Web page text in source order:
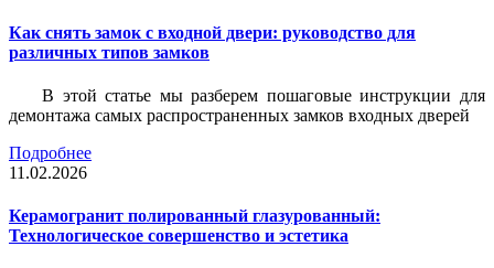
Как снять замок с входной двери: руководство для
различных типов замков
В этой статье мы разберем пошаговые инструкции для
демонтажа самых распространенных замков входных дверей
Подробнее
11.02.2026
Керамогранит полированный глазурованный:
Технологическое совершенство и эстетика